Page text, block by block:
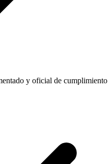
y oficial de cumplimiento